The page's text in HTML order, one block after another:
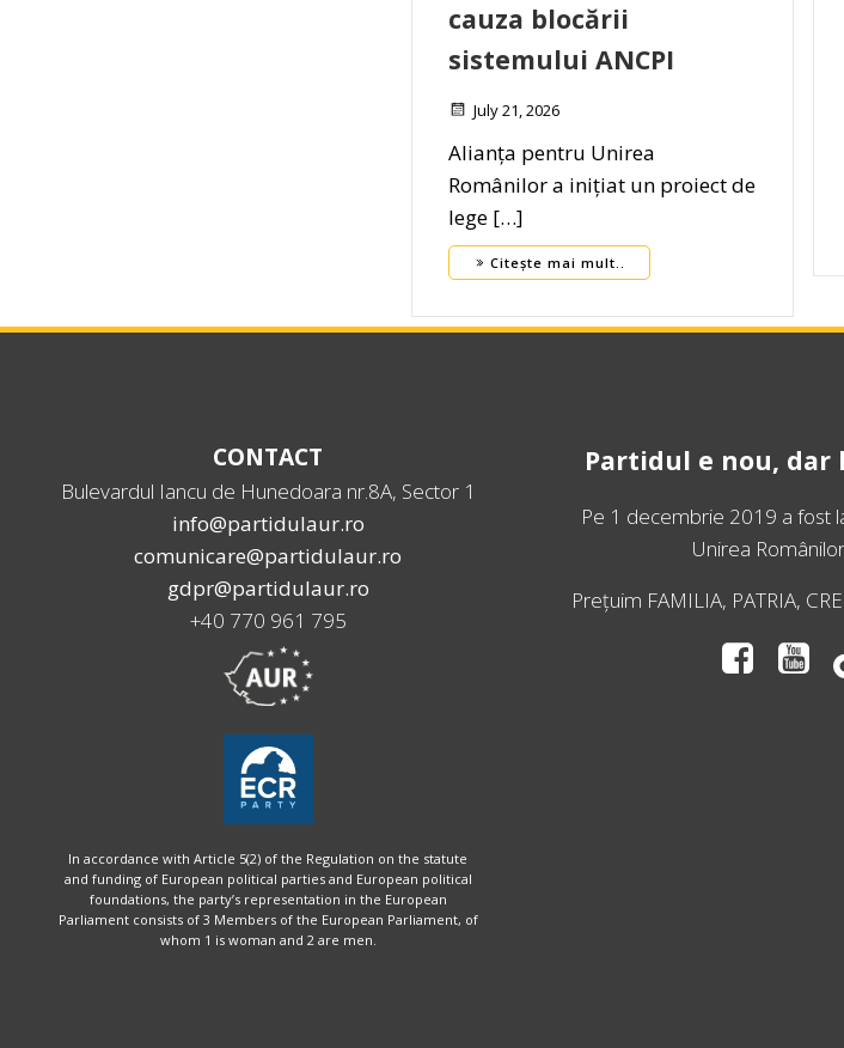
cauza blocării
sistemului ANCPI
July 21, 2026
Alianța pentru Unirea
Românilor a inițiat un proiect de
lege […]
Citește mai mult..
CONTACT
Bulevardul Iancu de Hunedoara nr.8A, Sector 1
info@partidulaur.ro
comunicare@partidulaur.ro
gdpr@partidulaur.ro
+40 770 961 795
In accordance with Article 5(2) of the Regulation on the statute
and funding of European political parties and European political
foundations, the party’s representation in the European
Parliament consists of 3 Members of the European Parliament, of
whom 1 is woman and 2 are men.
Partidul e nou, dar
Pe 1 decembrie 2019 a fost
Unirea Românilor
Prețuim FAMILIA, PATRIA,